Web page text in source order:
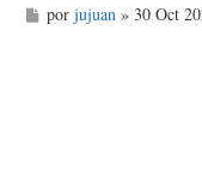
M
e
porjujuan » 30 Oct